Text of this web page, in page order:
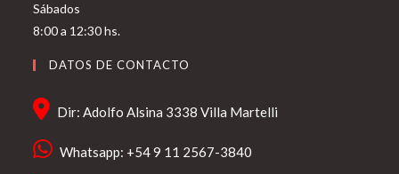
Sábados
8:00 a 12:30 hs.
DATOS DE CONTACTO
Dir: Adolfo Alsina 3338 Villa Martelli
Whatsapp: +54 9 11 2567-3840